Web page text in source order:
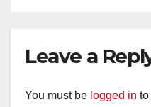
Leave a
You must be logged in to